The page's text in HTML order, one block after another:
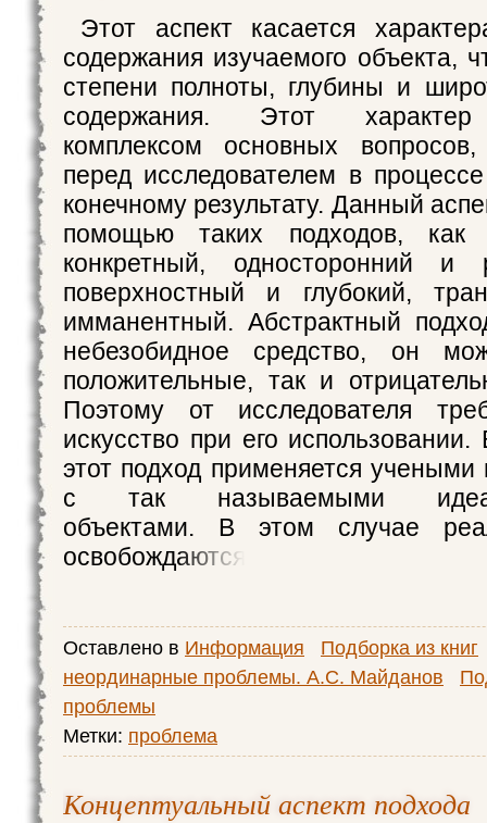
Этот аспект касается
содержания изучаемого объекта,
степени полноты, глубины и
содержания. Этот характер
комплексом основных
перед исследователем в
конечному результату. Данный
помощью таких подходов, как
конкретный, односторонний и
поверхностный и глубокий,
имманентный. Абстрактный
небезобидное средство, он
положительные, так и
Поэтому от исследователя
искусство при его
этот подход применяется
с так называемыми
объектами. В этом случае
освобождаются
Оставлено в Информация
Подборка из книг
неординарные проблемы. А.С. Майданов
проблемы
Метки: проблема
Концептуальный аспект подхода